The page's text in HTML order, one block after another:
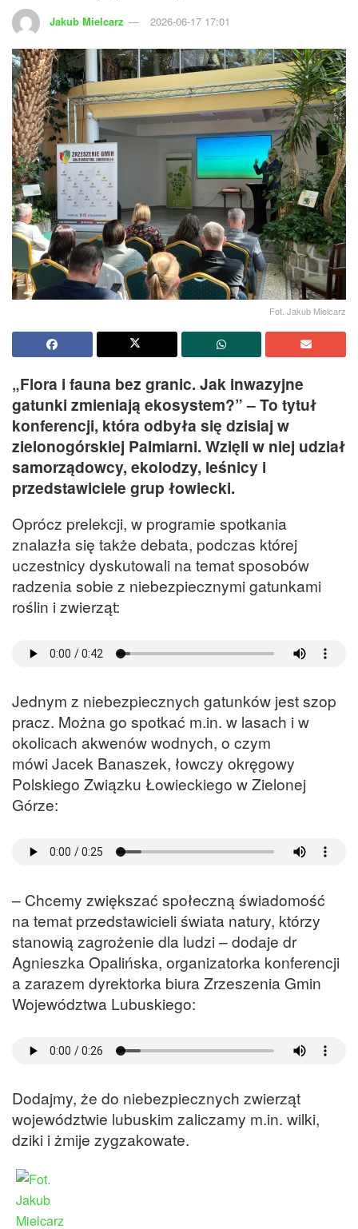
Jakub Mielcarz 2026-06-17 17:01
Fot. Jakub Mielcarz
„Flora i fauna bez granic. Jak inwazyjne
gatunki zmieniają ekosystem?” – To tytuł
konferencji, która odbyła się dzisiaj w
zielonogórskiej Palmiarni. Wzięli w niej udział
samorządowcy, ekolodzy, leśnicy i
przedstawiciele grup łowiecki.
Oprócz prelekcji, w programie spotkania
znalazła się także debata, podczas której
uczestnicy dyskutowali na temat sposobów
radzenia sobie z niebezpiecznymi gatunkami
roślin i zwierząt:
Jednym z niebezpiecznych gatunków jest szop
pracz. Można go spotkać m.in. w lasach i w
okolicach akwenów wodnych, o czym
mówi Jacek Banaszek, łowczy okręgowy
Polskiego Związku Łowieckiego w Zielonej
Górze:
– Chcemy zwiększać społeczną świadomość
na temat przedstawicieli świata natury, którzy
stanowią zagrożenie dla ludzi – dodaje dr
Agnieszka Opalińska, organizatorka konferencji
a zarazem dyrektorka biura Zrzeszenia Gmin
Województwa Lubuskiego:
Dodajmy, że do niebezpiecznych zwierząt
województwie lubuskim zaliczamy m.in. wilki,
dziki i żmije zygzakowate.